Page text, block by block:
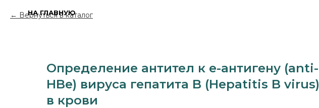
Вернуться в каталог
Определение антител к e-антигену (anti-
HBe) вируса гепатита B (Hepatitis B virus)
в крови
НА ГЛАВНУЮ